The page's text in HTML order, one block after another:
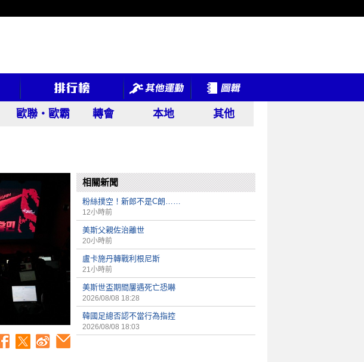
歐聯‧歐霸 轉會 本地 其他
相關新聞
粉絲撲空！新郎不是C朗……
12小時前
美斯父親佐治離世
20小時前
盧卡施丹轉戰利根尼斯
21小時前
美斯世盃期間屢遇死亡恐嚇
2026/08/08 18:28
韓國足總否認不當行為指控
2026/08/08 18:03